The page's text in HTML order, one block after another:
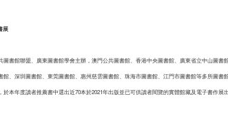
展
書館聯盟、廣東圖書館學會主辦，澳門公共圖書館、香港中央圖書館、廣東省立中山圖書
、深圳圖書館、東莞圖書館、惠州慈雲圖書館、珠海市圖書館、江門市圖書館等多所圖書
本年度讀者推薦書中選出近70本於2021年出版並已可供讀者閱覽的實體館藏及電子書作展